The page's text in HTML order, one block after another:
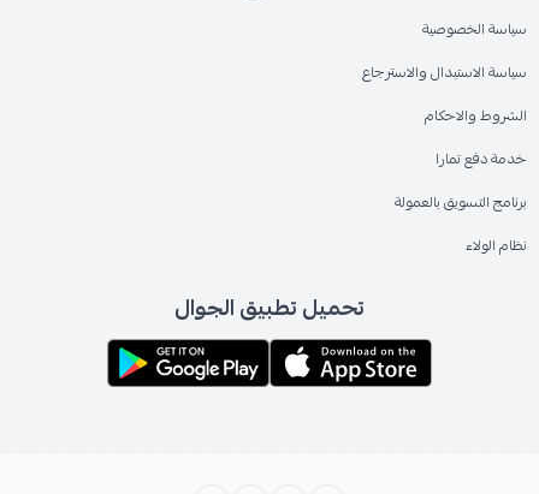
سياسة الخصوصية
سياسة الاستبدال والاسترجاع
الشروط والاحكام
خدمة دفع تمارا
برنامج التسويق بالعمولة
نظام الولاء
تحميل تطبيق الجوال